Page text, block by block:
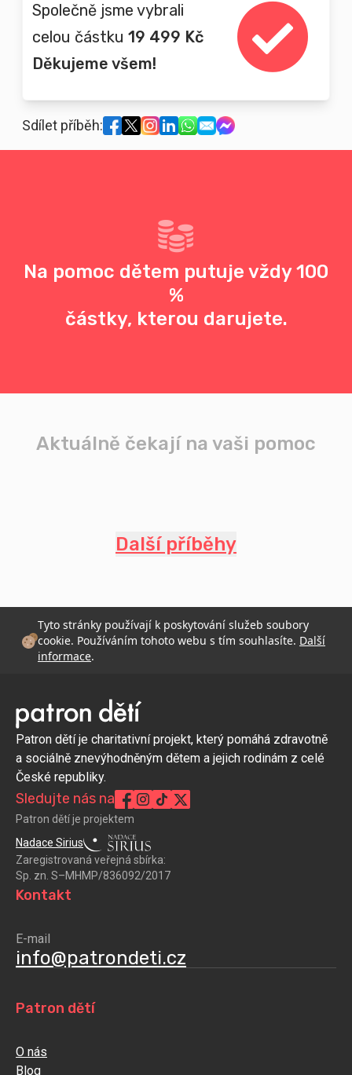
Společně jsme vybrali
celou částku 19 499 Kč
Děkujeme všem!
Sdílet příběh:
Na pomoc dětem putuje vždy 100
%
částky, kterou darujete.
Aktuálně čekají na vaši pomoc
Další příběhy
Tyto stránky používají k poskytování služeb soubory
cookie. Používáním tohoto webu s tím souhlasíte. Další
informace.
Patron dětí je charitativní projekt, který pomáhá zdravotně
a sociálně znevýhodněným dětem a jejich rodinám z celé
České republiky.
Sledujte nás na
Patron dětí je projektem
Nadace Sirius
Zaregistrovaná veřejná sbírka:
Sp. zn. S–MHMP/836092/2017
Patron dětí
O nás
Blog
Kontakt
E-mail
info@patrondeti.cz